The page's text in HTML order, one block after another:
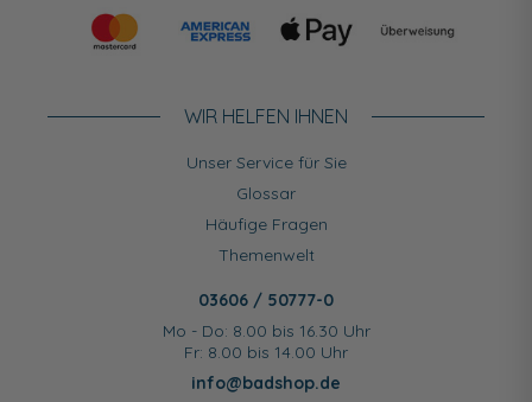
WIR HELFEN IHNEN
Unser Service für Sie
Glossar
Häufige Fragen
Themenwelt
03606 / 50777-0
Mo - Do: 8.00 bis 16.30 Uhr
Fr: 8.00 bis 14.00 Uhr
info@badshop.de